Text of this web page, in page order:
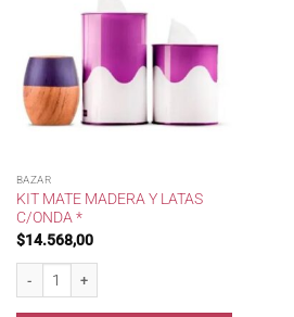
BAZAR
KIT MATE MADERA Y LATAS
C/ONDA *
$14.568,00